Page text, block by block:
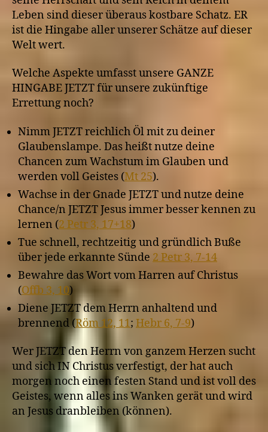
Leben sind dieser überaus kostbare Schatz. ER
ist die Hingabe aller unserer Schätze auf dieser
Welt wert.
Welche Aspekte umfasst unsere GANZE
HINGABE JETZT für unsere zukünftige
Errettung noch?
Nimm JETZT reichlich Öl mit zu deiner
Glaubenslampe. Das heißt nutze deine
Chancen zum Wachstum im Glauben und
werden voll Geistes (Mt 25).
Wachse in der Gnade JETZT und nutze deine
Chance/n JETZT Jesus immer besser kennen zu
lernen (2 Petr 3, 17+18)
Tue schnell, rechtzeitig und gründlich Buße
über jede erkannte Sünde 2 Petr 3, 7-14
Bewahre das Wort vom Harren auf Christus
(Offb 3, 10)
Diene JETZT dem Herrn anhaltend und
brennend (Röm 12, 11; Hebr 6, 7-9)
Wer JETZT den Herrn von ganzem Herzen sucht
und sich IN Christus verfestigt, der hat auch
morgen noch einen festen Stand und ist voll des
Geistes, wenn alles ins Wanken gerät und wird
an Jesus dranbleiben (können).